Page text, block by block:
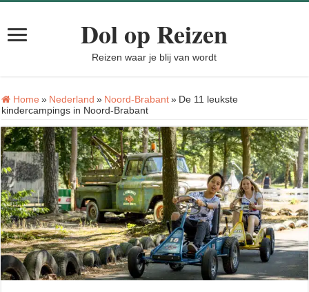
Dol op Reizen
Reizen waar je blij van wordt
Home » Nederland » Noord-Brabant » De 11 leukste
kindercampings in Noord-Brabant